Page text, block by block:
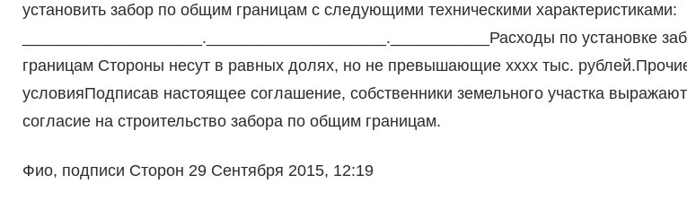
установить забор по общим границам с следующими техническими характеристиками:
____________________.____________________.___________Расходы по установке
границам Стороны несут в равных долях, но не превышающие хххх тыс.
условияПодписав настоящее соглашение, собственники земельного участка
согласие на строительство забора по общим границам.
Фио, подписи Сторон 29 Сентября 2015, 12:19